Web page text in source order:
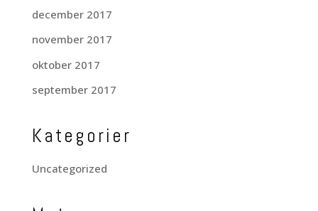
december 2017
november 2017
oktober 2017
september 2017
Kategorier
Uncategorized